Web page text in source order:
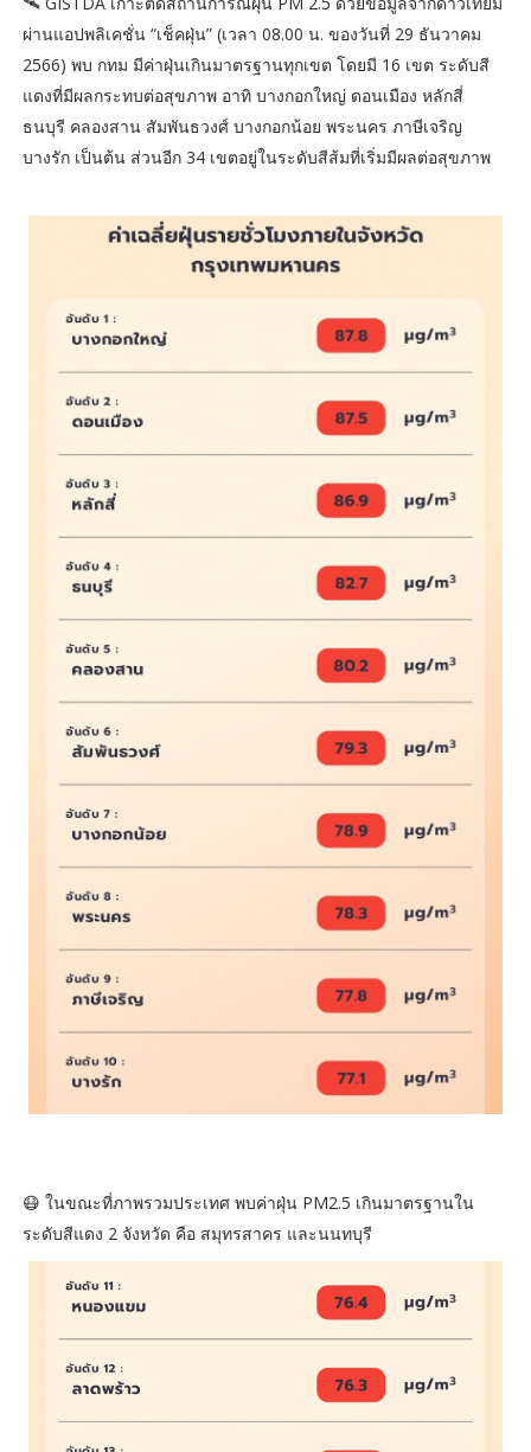
ผ่านแอปพลิเคชั่น “เช็คฝุ่น” (เวลา 08.00 น. ของวันที่ 29 ธันวาคม
2566) พบ กทม มีค่าฝุ่นเกินมาตรฐานทุกเขต โดยมี 16 เขต ระดับสี
แดงที่มีผลกระทบต่อสุขภาพ อาทิ บางกอกใหญ่ ดอนเมือง หลักสี่
ธนบุรี คลองสาน สัมพันธวงศ์ บางกอกน้อย พระนคร ภาษีเจริญ
บางรัก เป็นต้น ส่วนอีก 34 เขตอยู่ในระดับสีส้มที่เริ่มมีผลต่อสุขภาพ
😷 ในขณะที่ภาพรวมประเทศ พบค่าฝุ่น PM2.5 เกินมาตรฐานใน
ระดับสีแดง 2 จังหวัด คือ สมุทรสาคร และนนทบุรี